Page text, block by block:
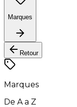
Marques
Retour
Marques
De A a Z